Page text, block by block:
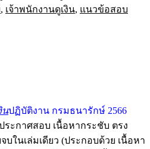
, เจ้าพนักงานดูเงิน, แนวข้อสอบ
นปฏิบัติงาน กรมธนารักษ์ 2566
ะกาศสอบ เนื้อหากระชับ ตรง
บในเล่มเดียว (ประกอบด้วย เนื้อหา